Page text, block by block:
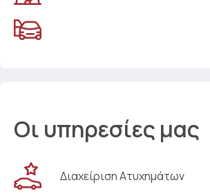
Οι υπηρεσίες μας
Διαχείριση Ατυχημάτων